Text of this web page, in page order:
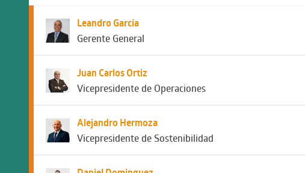
Leandro García
Gerente General
Juan Carlos Ortiz
Vicepresidente de Operaciones
Alejandro Hermoza
Vicepresidente de Sostenibilidad